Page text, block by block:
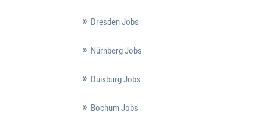
Dresden Jobs
Nürnberg Jobs
Duisburg Jobs
Bochum Jobs